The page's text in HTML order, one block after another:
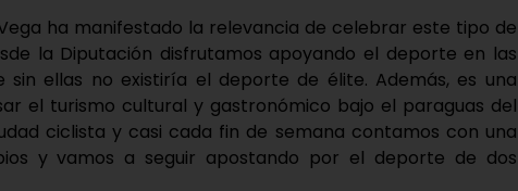
ha manifestado la relevancia de celebrar este tipo de
la Diputación disfrutamos apoyando el deporte en las
sin ellas no existiría el deporte de élite. Además, es una
el turismo cultural y gastronómico bajo el paraguas del
ciclista y casi cada fin de semana contamos con una
y vamos a seguir apostando por el deporte de dos